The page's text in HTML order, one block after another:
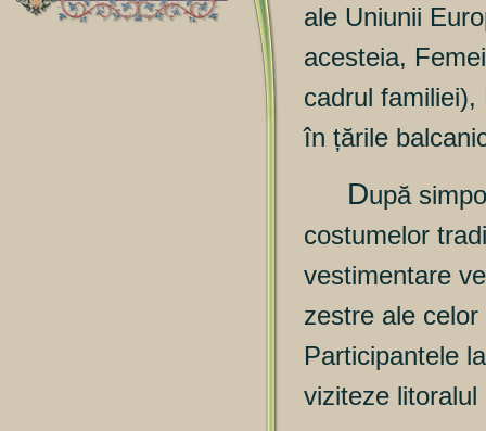
ale Uniunii
acesteia,
cadrul
în țările
După
costumelor
vestimentare
zestre ale
Participantele
viziteze